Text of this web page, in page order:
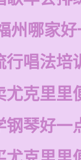
州哪家
行唱法培
尤克里里
钢琴好一